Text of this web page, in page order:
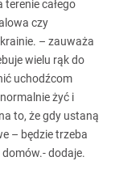
całego
czy
– zauważa
wielu rąk do
uchodźcom
żyć i
to, że gdy ustaną
– będzie trzeba
dodaje.